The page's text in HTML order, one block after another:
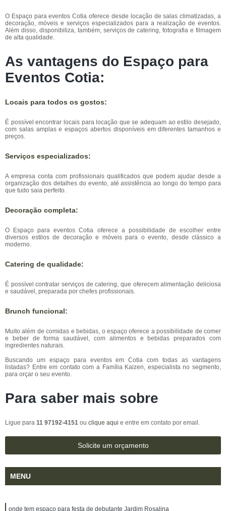
O Espaço para eventos Cotia oferece desde locação de salas climatizadas, a
decoração, móveis e serviços especializados para a realização de eventos.
Além disso, disponibiliza, também, serviços de catering, fotografia e filmagem
de alta qualidade.
As vantagens do Espaço para
Eventos Cotia:
Locais para todos os gostos:
É possível encontrar locais para locação que se adequam ao estilo desejado,
com salas amplas e espaços abertos disponíveis em diferentes tamanhos e
preços.
Serviços especializados:
A empresa conta com profissionais qualificados que podem ajudar desde a
organização dos detalhes do evento, até assistência ao longo do tempo para
que tudo saia perfeito.
Decoração completa:
O Espaço para eventos Cotia oferece a possibilidade de escolher entre
diversos estilos de decoração e móveis para o evento, desde clássico a
moderno.
Catering de qualidade:
É possível contratar serviços de catering, que oferecem alimentação deliciosa
e saudável, preparada por chefes profissionais.
Brunch funcional:
Muito além de comidas e bebidas, o espaço oferece a possibilidade de comer
e beber de forma saudável, com alimentos e bebidas preparados com
ingredientes naturais.
Buscando um espaço para eventos em Cotia com todas as vantagens
listadas? Entre em contato com a Família Kaizen, especialista no segmento,
para orçar o seu evento.
Para saber mais sobre
Ligue para 11 97192-4151 ou clique aqui e entre em contato por email.
Solicite um orçamento
MENU
onde tem espaço para festa de debutante Jardim Rosalina